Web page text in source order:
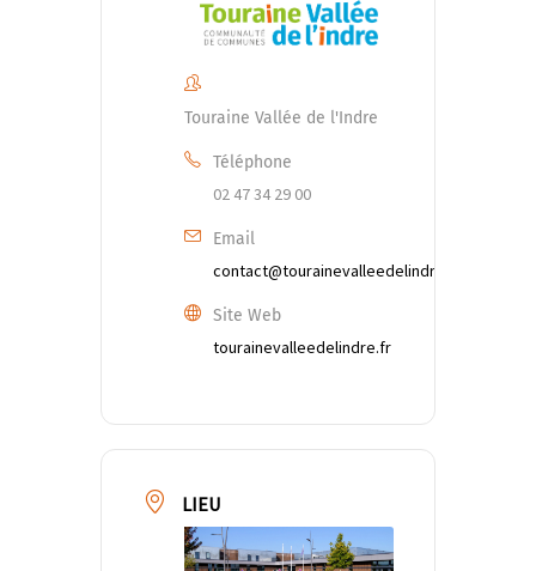
Touraine Vallée de l'Indre
Téléphone
02 47 34 29 00
Email
contact@tourainevalleedelindre.fr
Site Web
tourainevalleedelindre.fr
LIEU